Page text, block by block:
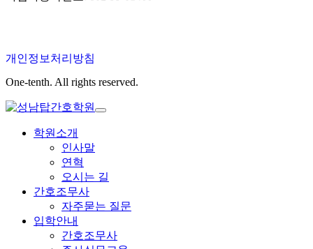
개인정보처리방침
One-tenth. All rights reserved.
학원소개
인사말
연혁
오시는 길
간호조무사
자주묻는 질문
입학안내
간호조무사